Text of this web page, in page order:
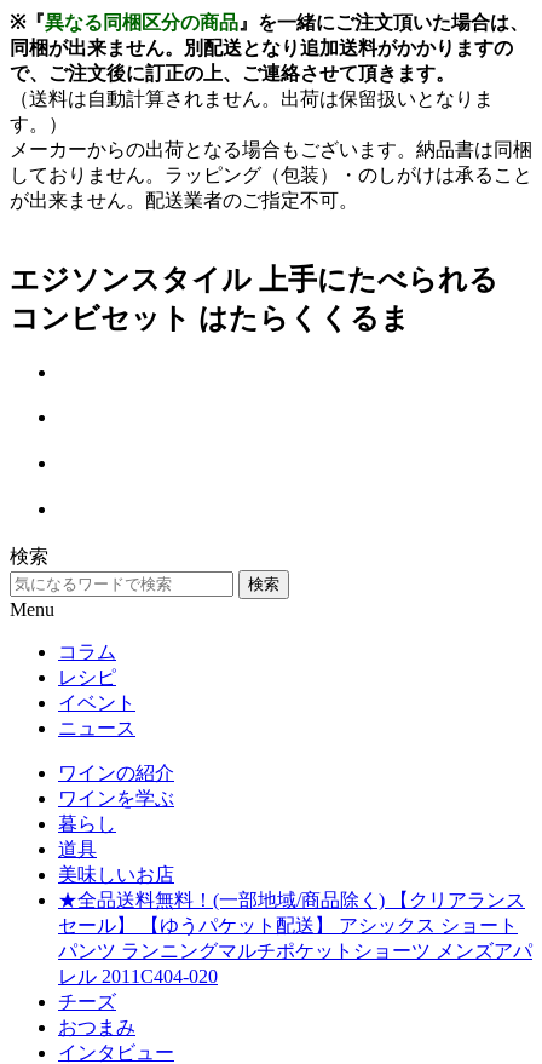
※『異なる同梱区分の商品 』を一緒にご注文頂いた場合は、
同梱が出来ません。別配送となり追加送料がかかりますの
で、ご注文後に訂正の上、ご連絡させて頂きます。
（送料は自動計算されません。出荷は保留扱いとなりま
す。）
メーカーからの出荷となる場合もございます。納品書は同梱
しておりません。ラッピング（包装）・のしがけは承ること
が出来ません。配送業者のご指定不可。
エジソンスタイル 上手にたべられる
コンビセット はたらくくるま
検索
検索
Menu
コラム
レシピ
イベント
ニュース
ワインの紹介
ワインを学ぶ
暮らし
道具
美味しいお店
★全品送料無料！(一部地域/商品除く) 【クリアランス
セール】 【ゆうパケット配送】 アシックス ショート
パンツ ランニングマルチポケットショーツ メンズアパ
レル 2011C404-020
チーズ
おつまみ
インタビュー